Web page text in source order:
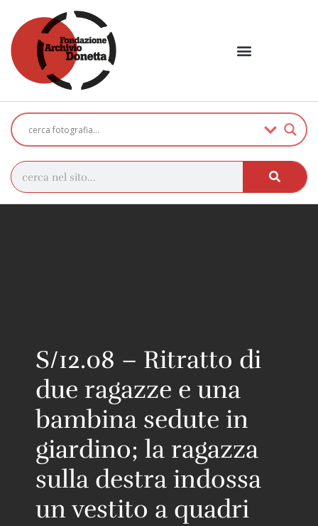
S/12.08 – Ritratto di
due ragazze e una
bambina sedute in
giardino; la ragazza
sulla destra indossa
un vestito a quadri